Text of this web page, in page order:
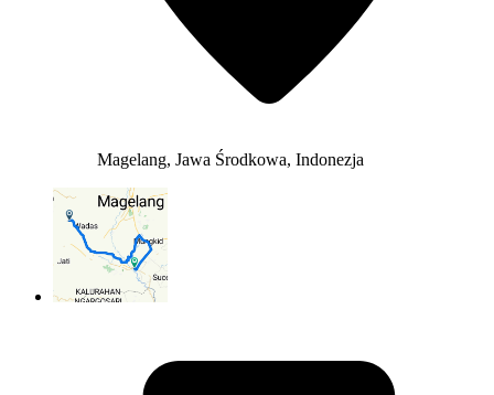
Magelang, Jawa Środkowa, Indonezja